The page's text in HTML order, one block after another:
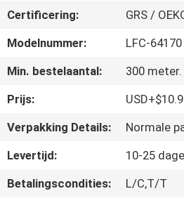
FABRIEKSREIS
CONTACTEER
ONS
Certificering:
GRS /
Modelnummer:
LFC-64170
Min. bestelaantal:
300 meter.
Prijs:
Verpakking Details:
Normale
Levertijd:
10-25
Betalingscondities:
L/C,T/T